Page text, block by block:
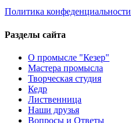
Политика конфеденциальности
Разделы сайта
О промысле "Кезер"
Мастера промысла
Творческая студия
Кедр
Лиственница
Наши друзья
Вопросы и Ответы